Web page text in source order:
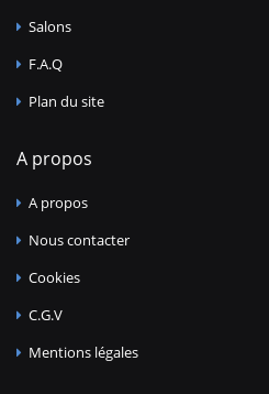
Salons
F.A.Q
Plan du site
A propos
A propos
Nous contacter
Cookies
C.G.V
Mentions légales